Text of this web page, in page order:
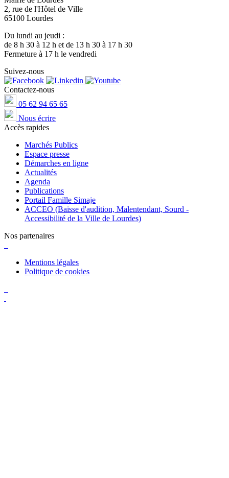
2, rue de l'Hôtel de Ville
65100 Lourdes
Du lundi au jeudi :
de 8 h 30 à 12 h et de 13 h 30 à 17 h 30
Fermeture à 17 h le vendredi
Suivez-nous
Contactez-nous
05 62 94 65 65
Nous écrire
Accès rapides
Marchés Publics
Espace presse
Démarches en ligne
Actualités
Agenda
Publications
Portail Famille Simaje
ACCEO (Baisse d'audition, Malentendant, Sourd -
Accessibilité de la Ville de Lourdes)
Nos partenaires
Mentions légales
Politique de cookies